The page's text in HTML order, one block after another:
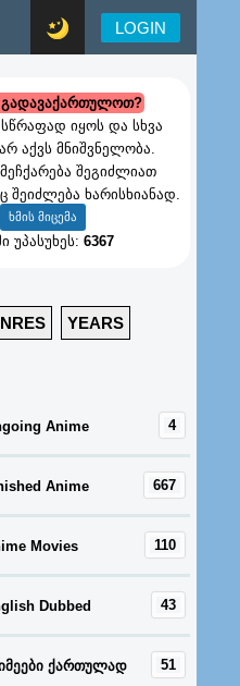
LOGIN
იყოს და სხვა
აქვს მნიშვნელობა.
შეგიძლიათ
შეიძლება ხარისხიანად.
უპასუხეს: 6367
YEARS
4
Anime
667
Anime
110
Movies
43
Dubbed
51
ქართულად